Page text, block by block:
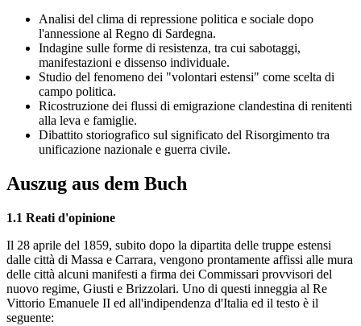
Analisi del clima di repressione politica e sociale dopo
l'annessione al Regno di Sardegna.
Indagine sulle forme di resistenza, tra cui sabotaggi,
manifestazioni e dissenso individuale.
Studio del fenomeno dei "volontari estensi" come scelta di
campo politica.
Ricostruzione dei flussi di emigrazione clandestina di renitenti
alla leva e famiglie.
Dibattito storiografico sul significato del Risorgimento tra
unificazione nazionale e guerra civile.
Auszug aus dem Buch
1.1 Reati d'opinione
Il 28 aprile del 1859, subito dopo la dipartita delle truppe estensi
dalle città di Massa e Carrara, vengono prontamente affissi alle mura
delle città alcuni manifesti a firma dei Commissari provvisori del
nuovo regime, Giusti e Brizzolari. Uno di questi inneggia al Re
Vittorio Emanuele II ed all'indipendenza d'Italia ed il testo è il
seguente: